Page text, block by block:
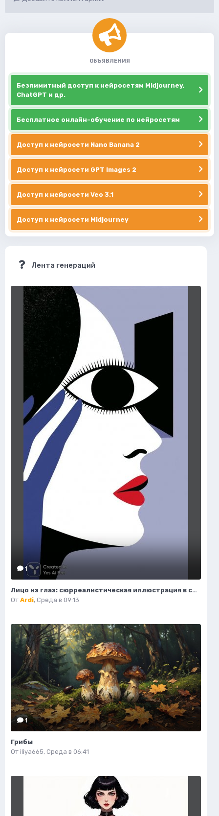
ОБЪЯВЛЕНИЯ
Безлимитный доступ к нейросетям Midjourney,
ChatGPT и др.
Бесплатное онлайн-обучение по нейросетям
Доступ к нейросети Nano Banana 2
Доступ к нейросети GPT Images 2
Доступ к нейросети Veo 3.1
Доступ к нейросети Midjourney
Лента генераций
1
Лицо из глаз: сюрреалистическая иллюстрация в стиле минимализма. Нейронная сеть Миджорни
От Ardi, Среда в 09:13
1
Грибы
От iliya665, Среда в 06:41